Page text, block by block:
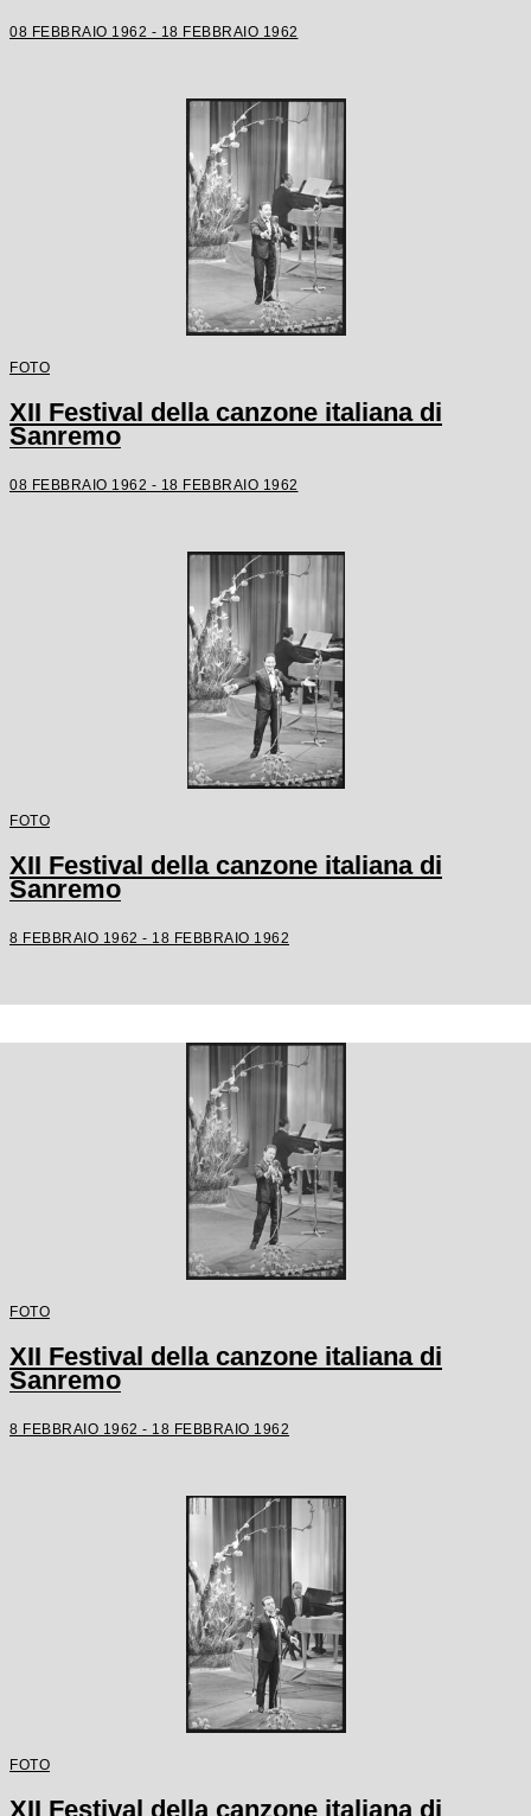
08 FEBBRAIO 1962 - 18 FEBBRAIO 1962
FOTO
XII Festival della canzone italiana di
Sanremo
08 FEBBRAIO 1962 - 18 FEBBRAIO 1962
FOTO
XII Festival della canzone italiana di
Sanremo
8 FEBBRAIO 1962 - 18 FEBBRAIO 1962
FOTO
XII Festival della canzone italiana di
Sanremo
8 FEBBRAIO 1962 - 18 FEBBRAIO 1962
FOTO
XII Festival della canzone italiana di